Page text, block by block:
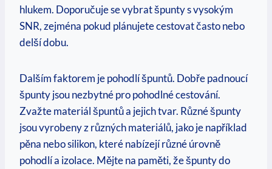
hlukem. Doporučuje se vybrat špunty s vysokým
SNR, zejména pokud plánujete cestovat často nebo
delší dobu.
Dalším faktorem je pohodlí špuntů. Dobře padnoucí
špunty jsou nezbytné pro pohodlné cestování.
Zvažte materiál špuntů a jejich tvar. Různé špunty
jsou vyrobeny z různých materiálů, jako je například
pěna nebo silikon, které nabízejí různé úrovně
pohodlí a izolace. Mějte na paměti, že špunty do